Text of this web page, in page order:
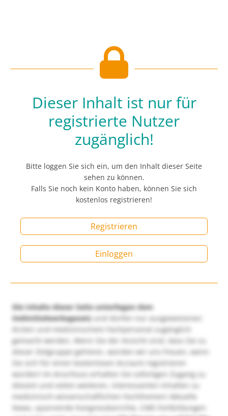
Dieser Inhalt ist nur für
registrierte Nutzer
zugänglich!
Bitte loggen Sie sich ein, um den Inhalt dieser Seite
sehen zu können.
Falls Sie noch kein Konto haben, können Sie sich
kostenlos registrieren!
Registrieren
Einloggen
Die Inhalte dieser Seite unterliegen dem
Heilmittelwerbegesetzund dürfen nur ausgewiesenen
Ärzten und medizinischem Fachpersonal zugänglich
gemacht werden. Wenn Sie der Ansicht sind, dass Sie zu
dieser Zielgruppe gehören, würden wir uns freuen, wenn
Sie sich für einen kostenlosen Account registrieren
würden! Im Anschluss erhalten Sie sofortigen Zugang zu
diesem und vielen weiteren, interessanten Inhalten zu
medizinisch-wissenschaftlichen Fachthemen! Aktuelle
News, spannende Kongressberichte, CME-Fortbildungen